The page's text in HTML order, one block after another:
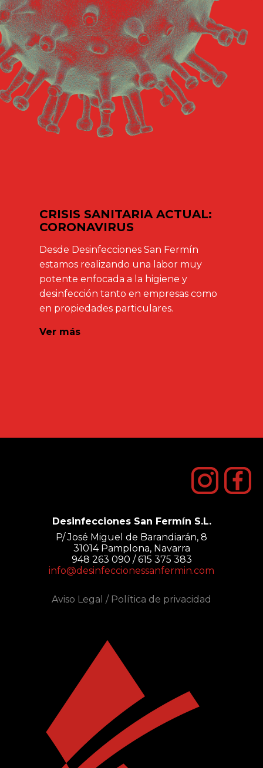
CRISIS SANITARIA ACTUAL:
CORONAVIRUS
Desde Desinfecciones San Fermín
estamos realizando una labor muy
potente enfocada a la higiene y
desinfección tanto en empresas como
en propiedades particulares.
Ver más
Desinfecciones San Fermín S.L.
P/ José Miguel de Barandiarán, 8
31014 Pamplona, Navarra
948 263 090 / 615 375 383
info@desinfeccionessanfermin.com
Aviso Legal / Política de privacidad